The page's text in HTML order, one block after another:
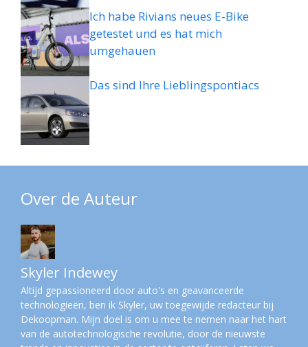
Ich habe Rivians neues E-Bike
getestet und es hat mich
umgehauen
Das sind Ihre Lieblingspontiacs
Over de Auteur
Skyler Indewey
Altijd gepassioneerd door auto's en geavanceerde
technologieën, ben ik Skyler, uw toegewijde redacteur bij
Dekoopman. Mijn doel is om u mee te nemen naar het hart
van de autotechnologische revolutie, door de nieuwste